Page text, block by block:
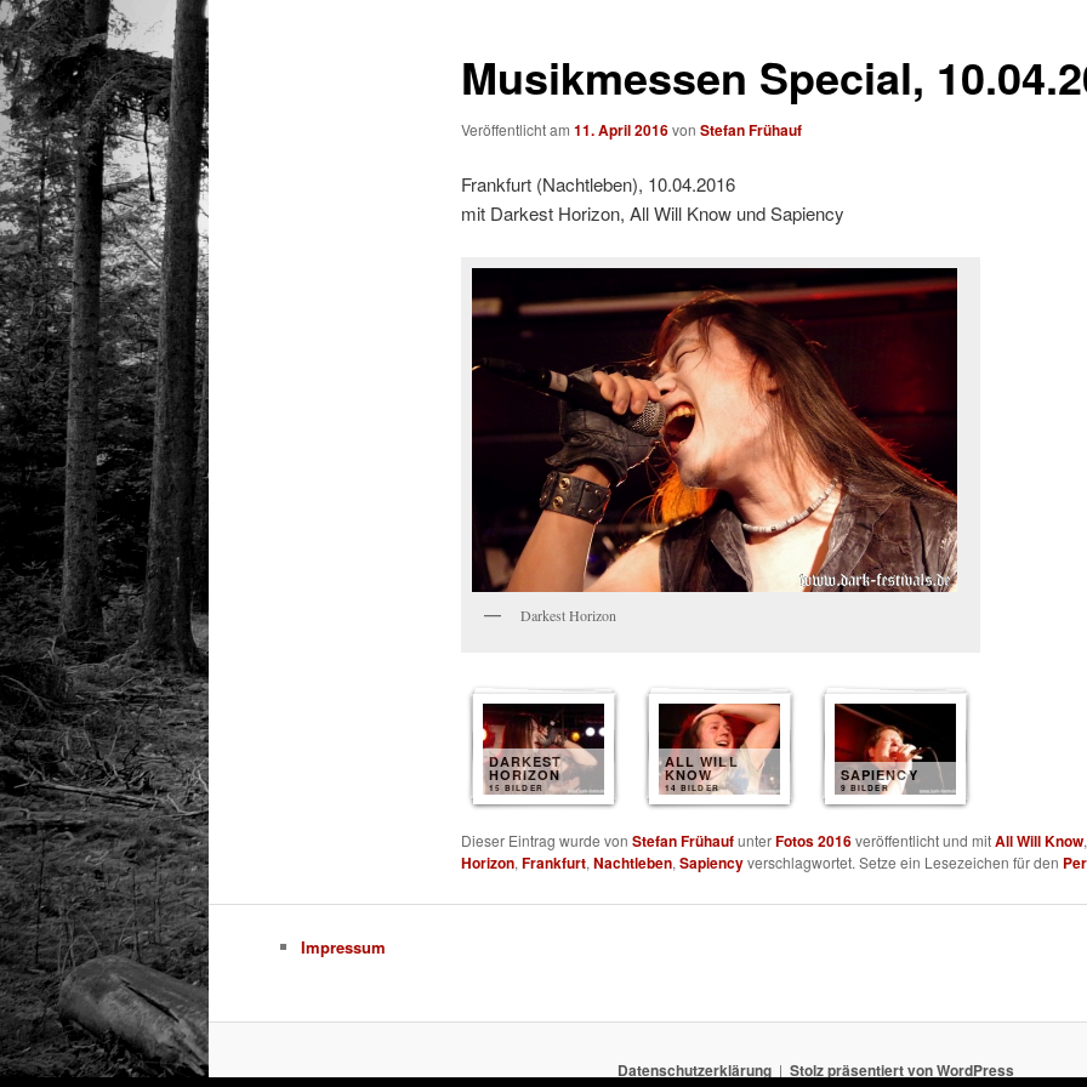
Musikmessen Special,
Veröffentlicht am 11. April 2016von Stefan Frühauf
Frankfurt (Nachtleben), 10.04.2016
mit Darkest Horizon, All Will Know und Sapiency
Darkest Horizon
DARKEST
HORIZON
15 BILDER
ALL WILL
KNOW
14 BILDER
SAPIENCY
9 BILDER
Dieser Eintrag wurde von Stefan FrühaufunterFotos 2016veröffentlicht und mitAll Will Know
Horizon,Frankfurt,Nachtleben,Sapiencyverschlagwortet. Setze ein Lesezeichen für den
Impressum
Datenschutzerklärung Stolz präsentiert von WordPress